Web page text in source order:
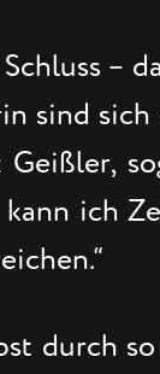
–
sind
ich
durch